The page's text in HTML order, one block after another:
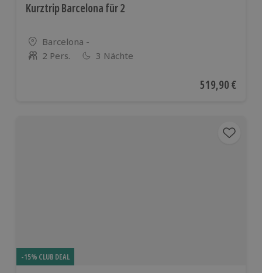
Kurztrip Barcelona für 2
Standort
Barcelona -
Anzahl der Teilnehmer
2 Pers. 3 Nächte
Aktueller Preis
519,90 €
-15% CLUB DEAL